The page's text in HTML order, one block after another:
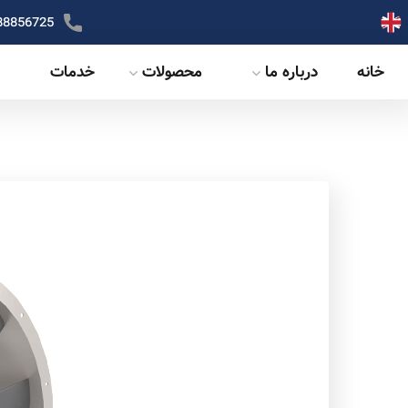
خانه درباره ما محصولات خدمات